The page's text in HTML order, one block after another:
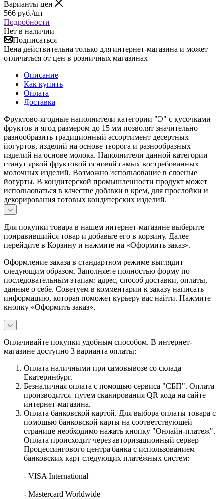
Варианты цен
566 руб./шт
Подробности
Нет в наличии
Подписаться
Цена действительна только для интернет-магазина и может
отличаться от цен в розничных магазинах
Описание
Как купить
Оплата
Доставка
Фруктово-ягодные наполнители категории "Э" с кусочками
фруктов и ягод размером до 15 мм позволят значительно
разнообразить традиционный ассортимент десертных
йогуртов, изделий на основе творога и разнообразных
изделий на основе молока. Наполнители данной категории
станут яркой фруктовой основой самых востребованных
молочных изделий. Возможно использование в слоеные
йогурты. В кондитерской промышленности продукт может
использоваться в качестве добавки в крем, для прослойки и
декорирования готовых кондитерских изделий.
Для покупки товара в нашем интернет-магазине выберите
понравившийся товар и добавьте его в корзину. Далее
перейдите в Корзину и нажмите на «Оформить заказ».
Оформление заказа в стандартном режиме выглядит
следующим образом. Заполняете полностью форму по
последовательным этапам: адрес, способ доставки, оплаты,
данные о себе. Советуем в комментарии к заказу написать
информацию, которая поможет курьеру вас найти. Нажмите
кнопку «Оформить заказ».
Оплачивайте покупки удобным способом. В интернет-
магазине доступно 3 варианта оплаты:
Оплата наличными при самовывозе со склада
Екатеринбург.
Безналичная оплата с помощью сервиса "СБП". Оплата
производится путем сканирования QR кода на сайте
интернет-магазина.
Оплата банковской картой. Для выбора оплаты товара с
помощью банковской карты на соответствующей
странице необходимо нажать кнопку "Онлайн-платеж".
Оплата происходит через авторизационный сервер
Процессингового центра банка с использованием
банковских карт следующих платёжных систем:
- VISA International
- Mastercard Worldwide